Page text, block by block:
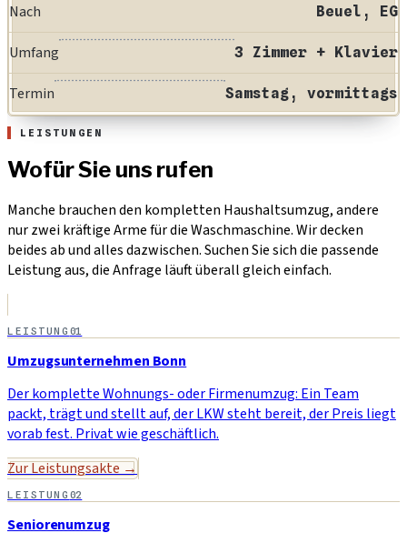
Nach Beuel, EG
Umfang 3 Zimmer + Klavier
Termin Samstag, vormittags
LEISTUNGEN
Wofür Sie uns rufen
Manche brauchen den kompletten Haushaltsumzug, andere
nur zwei kräftige Arme für die Waschmaschine. Wir decken
beides ab und alles dazwischen. Suchen Sie sich die passende
Leistung aus, die Anfrage läuft überall gleich einfach.
LEISTUNG 01
Umzugsunternehmen Bonn
Der komplette Wohnungs- oder Firmenumzug: Ein Team
packt, trägt und stellt auf, der LKW steht bereit, der Preis liegt
vorab fest. Privat wie geschäftlich.
Zur Leistungsakte →
LEISTUNG 02
Seniorenumzug